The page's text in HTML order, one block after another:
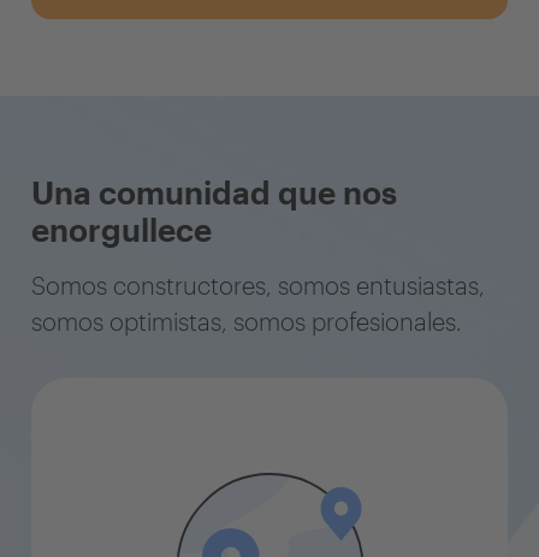
Una comunidad que nos
enorgullece
Somos constructores, somos entusiastas,
somos optimistas, somos profesionales.